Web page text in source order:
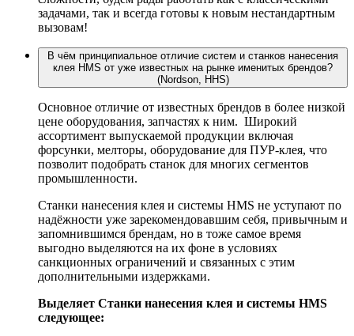
задачами, так и всегда готовы к новым нестандартным
вызовам!
В чём принципиальное отличие систем и станков нанесения
клея HMS от уже известных на рынке именитых брендов?
(Nordson, HHS)
Основное отличие от известных брендов в более низкой
цене оборудования, запчастях к ним. Широкий
ассортимент выпускаемой продукции включая
форсунки, мелторы, оборудование для ПУР-клея, что
позволит подобрать станок для многих сегментов
промышленности.
Станки нанесения клея и системы HMS не уступают по
надёжности уже зарекомендовавшим себя, привычным и
запомнившимся брендам, но в тоже самое время
выгодно выделяются на их фоне в условиях
санкционных ограничений и связанных с этим
дополнительными издержками.
Выделяет Станки нанесения клея и системы HMS
следующее: